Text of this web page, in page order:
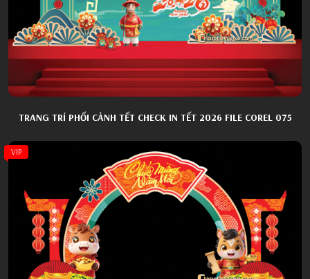
TRANG TRÍ PHỐI CẢNH TẾT CHECK IN TẾT 2026 FILE COREL 075
VIP